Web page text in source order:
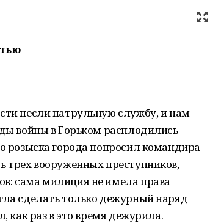
несли патрульную службу, и нам
войны в Горьком расплодились
розыска города попросил командира
трех вооруженных преступников,
сама милиция не имела права
сделать только дежурный наряд
как раз в это время дежурила.